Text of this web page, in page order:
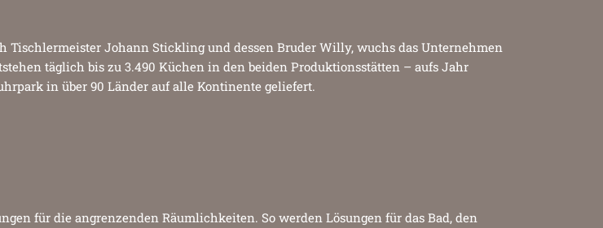
Tischlermeister Johann Stickling und dessen Bruder Willy, wuchs das Unternehmen
täglich bis zu 3.490 Küchen in den beiden Produktionsstätten – aufs Jahr
in über 90 Länder auf alle Kontinente geliefert.
für die angrenzenden Räumlichkeiten. So werden Lösungen für das Bad, den